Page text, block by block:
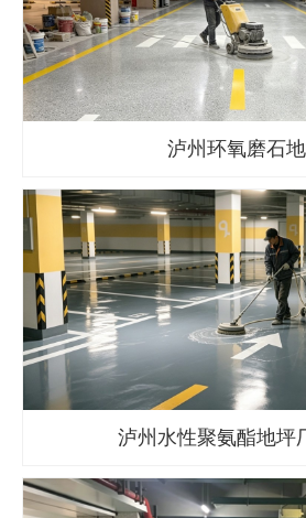
泸州环氧磨石
泸州水性聚氨酯地坪